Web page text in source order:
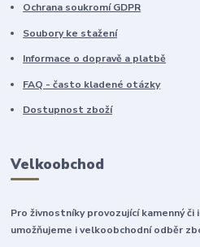
Ochrana soukromí GDPR
Soubory ke stažení
Informace o dopravě a platbě
FAQ - často kladené otázky
Dostupnost zboží
Velkoobchod
Pro živnostníky provozující kamenný
umožňujeme i velkoobchodní odběr